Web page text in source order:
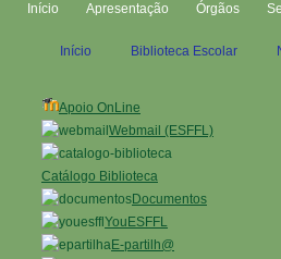
Início Apresentação Órgãos
Apoio OnLine
Webmail (ESFFL)
Catálogo Biblioteca
Documentos
YouESFFL
E-partilh@
Início Biblioteca Escolar